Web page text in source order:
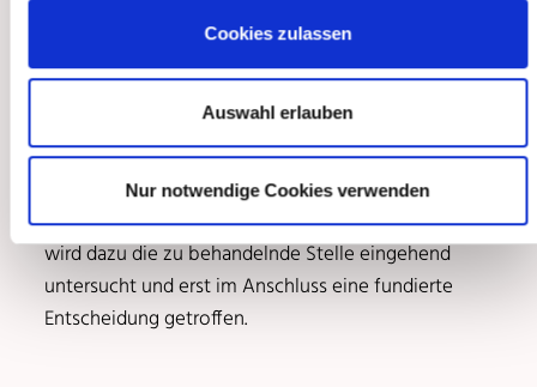
Cookies zulassen
Auswahl erlauben
Nur notwendige Cookies verwenden
wir die bewährte Sklerosierung (Verödung) sowie
individuellen Fall eingesetzt wird, klärt eine unserer
Fachärztinnen oder einer unserer Fachärzte in einem
Beratungsgespräch mit Ihnen ab. Um die
bestmögliche Behandlung für Sie zu gewährleisten,
wird dazu die zu behandelnde Stelle eingehend
untersucht und erst im Anschluss eine fundierte
Entscheidung getroffen.